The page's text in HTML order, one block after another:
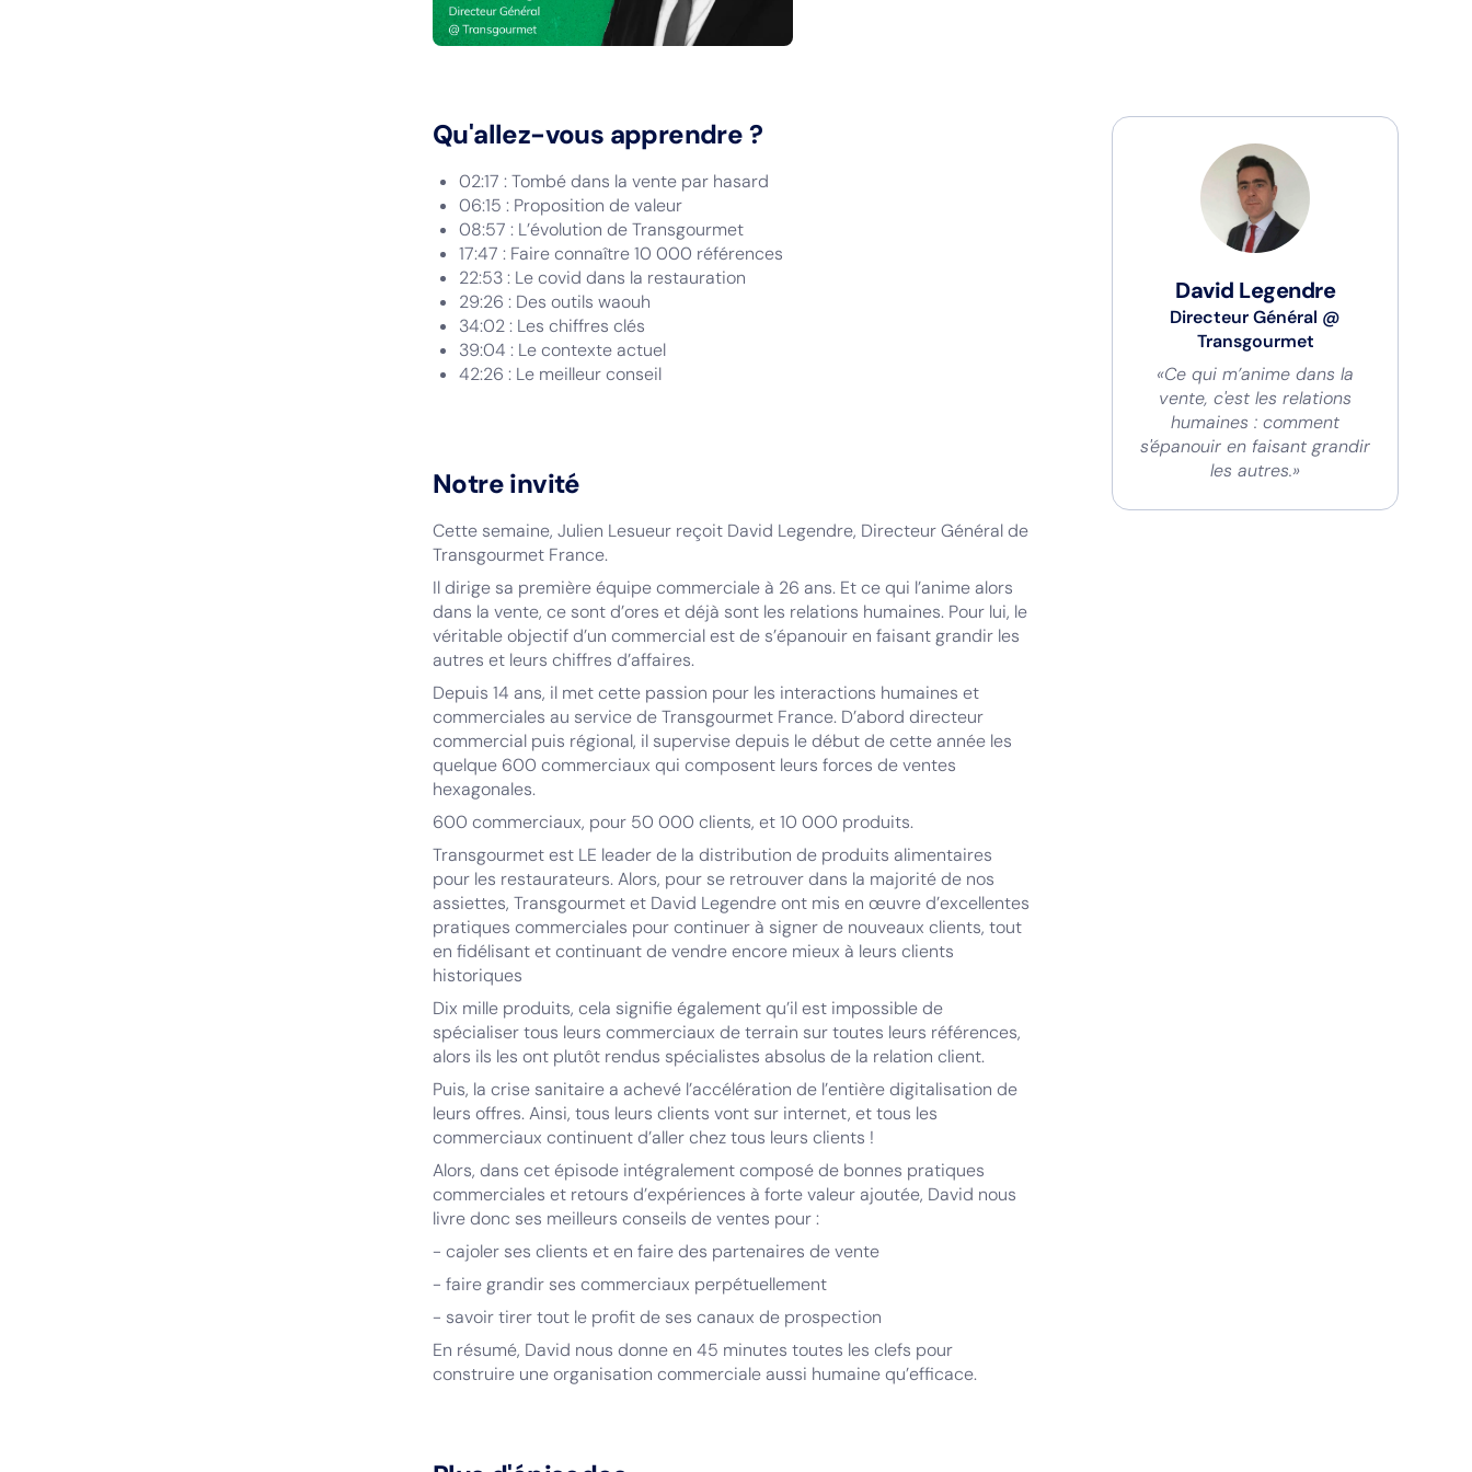
Qu'allez-vous apprendre ?
02:17 : Tombé dans la vente par hasard
06:15 : Proposition de valeur
08:57 : L’évolution de Transgourmet
17:47 : Faire connaître 10 000 références
22:53 : Le covid dans la restauration
29:26 : Des outils waouh
34:02 : Les chiffres clés
39:04 : Le contexte actuel
42:26 : Le meilleur conseil
Notre invité
Cette semaine, Julien Lesueur reçoit David Legendre, Directeur Général de
Transgourmet France.
Il dirige sa première équipe commerciale à 26 ans. Et ce qui l’anime alors
dans la vente, ce sont d’ores et déjà sont les relations humaines. Pour lui, le
véritable objectif d’un commercial est de s’épanouir en faisant grandir les
autres et leurs chiffres d’affaires.
Depuis 14 ans, il met cette passion pour les interactions humaines et
commerciales au service de Transgourmet France. D’abord directeur
commercial puis régional, il supervise depuis le début de cette année les
quelque 600 commerciaux qui composent leurs forces de ventes
hexagonales.
600 commerciaux, pour 50 000 clients, et 10 000 produits.
Transgourmet est LE leader de la distribution de produits alimentaires
pour les restaurateurs. Alors, pour se retrouver dans la majorité de nos
assiettes, Transgourmet et David Legendre ont mis en œuvre d’excellentes
pratiques commerciales pour continuer à signer de nouveaux clients, tout
en fidélisant et continuant de vendre encore mieux à leurs clients
historiques
Dix mille produits, cela signifie également qu’il est impossible de
spécialiser tous leurs commerciaux de terrain sur toutes leurs références,
alors ils les ont plutôt rendus spécialistes absolus de la relation client.
Puis, la crise sanitaire a achevé l’accélération de l’entière digitalisation de
leurs offres. Ainsi, tous leurs clients vont sur internet, et tous les
commerciaux continuent d’aller chez tous leurs clients !
Alors, dans cet épisode intégralement composé de bonnes pratiques
commerciales et retours d’expériences à forte valeur ajoutée, David nous
livre donc ses meilleurs conseils de ventes pour :
- cajoler ses clients et en faire des partenaires de vente
- faire grandir ses commerciaux perpétuellement
- savoir tirer tout le profit de ses canaux de prospection
En résumé, David nous donne en 45 minutes toutes les clefs pour
construire une organisation commerciale aussi humaine qu’efficace.
David Legendre
Directeur Général @
Transgourmet
«Ce qui m’anime dans la
vente, c'est les relations
humaines : comment
s'épanouir en faisant grandir
les autres.»